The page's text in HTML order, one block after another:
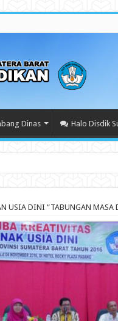
Dinas Halo Disdik
(BS
USIA DINI “TABUNGAN MASA